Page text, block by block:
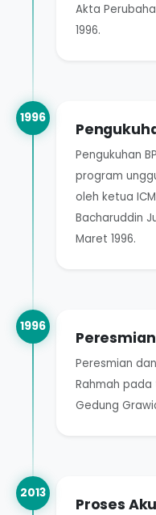
Akta
1996.
1996
Pengukuhan
program
oleh ketua
Bacharuddin
Maret 1996.
1996
Peresmian
Peresmian
Rahmah pada
Gedung
2013
Proses